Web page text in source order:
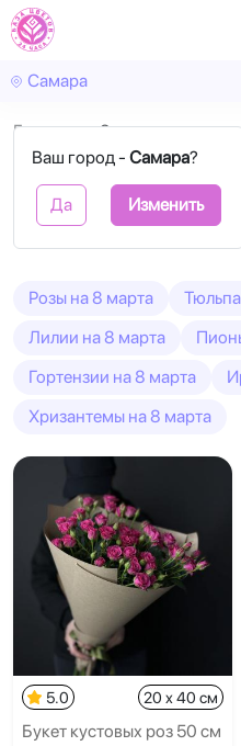
Самара
Ваш город - Самара?
Да Изменить
Главная 8 марта
Букеты на 8
Розы на 8 марта
Лилии на 8 марта
Гортензии на 8 марта
Хризантемы на 8 марта
5.0 20 x 40 см
Букет кустовых роз 50 см